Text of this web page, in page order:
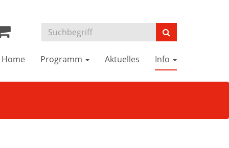
Home Programm Aktuelles Info